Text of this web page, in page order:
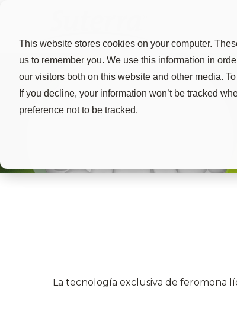
This website stores cookies on your computer.
us to remember you. We use this information in
our visitors both on this website and other media.
If you decline, your information won’t be tracked
preference not to be tracked.
La tecnología exclusiva de feromona